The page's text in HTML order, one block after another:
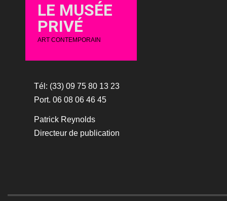
LE MUSÉE
PRIVÉ
ART CONTEMPORAIN
Tél: (33) 09 75 80 13 23
Port. 06 08 06 46 45
Patrick Reynolds
Directeur de publication